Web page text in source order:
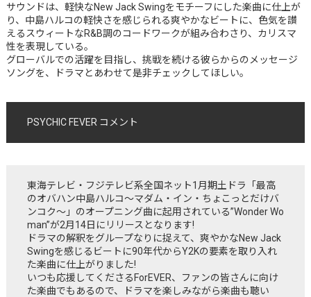
サウンドは、軽快なNew Jack Swingをモチーフにした楽曲に仕上が
り、中島ハルコの軽快さを感じられる爽やかなビートに、色気を讃
えるスウィートなR&B調のコードワークが組み合わさり、カリスマ
性を表現している。
グローバルでの活躍を目指し、挑戦を続ける彼らからのメッセージ
ソングを、ドラマとあわせて是非チェックしてほしい。
PSYCHIC FEVER コメント
東海テレビ・フジテレビ系全国ネット1月期土ドラ「最高
のオバハン中島ハルコ〜マダム・イン・ちょこっとだけバ
ンコク〜」のオープニング曲に起用されている”Wonder Wo
man”が2月14日にリリースとなります!
ドラマの解釈をグループなりに捉えて、爽やかなNew Jack
Swingを感じるビートに90年代からY2Kの要素を取り入れ
た楽曲に仕上がりました!
いつも応援してくださるForEVER、ファンの皆さんに向け
た楽曲でもあるので、ドラマを楽しみながら楽曲も聴い